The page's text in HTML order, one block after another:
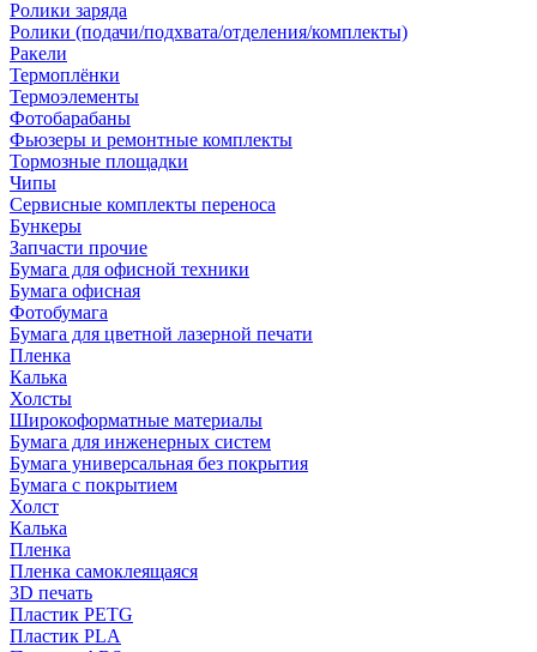
Ролики заряда
Ролики (подачи/подхвата/отделения/комплекты)
Ракели
Термоплёнки
Термоэлементы
Фотобарабаны
Фьюзеры и ремонтные комплекты
Тормозные площадки
Чипы
Сервисные комплекты переноса
Бункеры
Запчасти прочие
Бумага для офисной техники
Бумага офисная
Фотобумага
Бумага для цветной лазерной печати
Пленка
Калька
Холсты
Широкоформатные материалы
Бумага для инженерных систем
Бумага универсальная без покрытия
Бумага с покрытием
Холст
Калька
Пленка
Пленка самоклеящаяся
3D печать
Пластик PETG
Пластик PLA